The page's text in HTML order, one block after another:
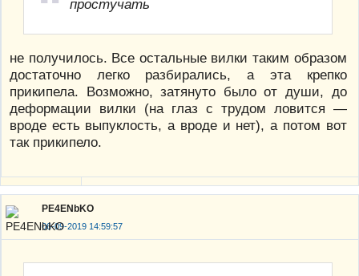
простучать
не получилось. Все остальные вилки таким образом
достаточно легко разбирались, а эта крепко
прикипела. Возможно, затянуто было от души, до
деформации вилки (на глаз с трудом ловится —
вроде есть выпуклость, а вроде и нет), а потом вот
так прикипело.
PE4ENbKO
06-09-2019 14:59:57